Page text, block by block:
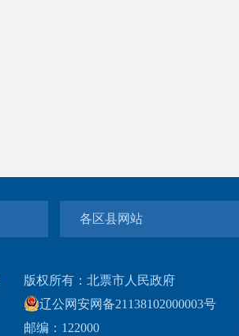
各区县网站
版权所有：北票市人民政府
辽公网安网备21138102000003号
邮编：122000